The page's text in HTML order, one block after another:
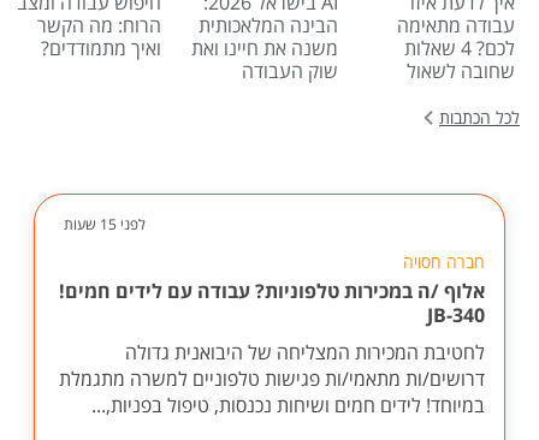
עבודה מתאימה
לכם? 4 שאלות
שחובה לשאול
הבינה המלאכותית
משנה את חיינו ואת
שוק העבודה
הרוח: מה הקשר
ואיך מתמודדים?
לכל הכתבות
לפני 15 שעות
חברה חסויה
אלוף /ה במכירות טלפוניות? עבודה עם לידים חמים!
JB-340
לחטיבת המכירות המצליחה של היבואנית גדולה
דרושים/ות מתאמי/ות פגישות טלפוניים למשרה מתגמלת
במיוחד! לידים חמים ושיחות נכנסות, טיפול בפניות,...